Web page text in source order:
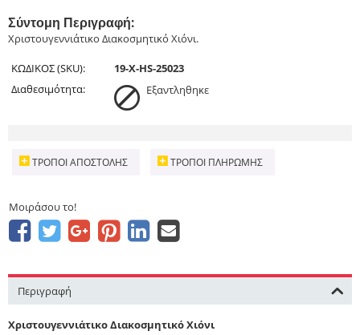
Σύντομη Περιγραφή:
Χριστουγεννιάτικο Διακοσμητικό Χιόνι.
ΚΩΔΙΚΟΣ (SKU):
19-X-HS-25023
Διαθεσιμότητα:
Εξαντληθηκε
ΤΡΌΠΟΙ ΑΠΟΣΤΟΛΉΣ ΤΡΌΠΟΙ ΠΛΗΡΩΜΉΣ
Μοιράσου το!
Περιγραφή
Χριστουγεννιάτικο Διακοσμητικό Χιόνι